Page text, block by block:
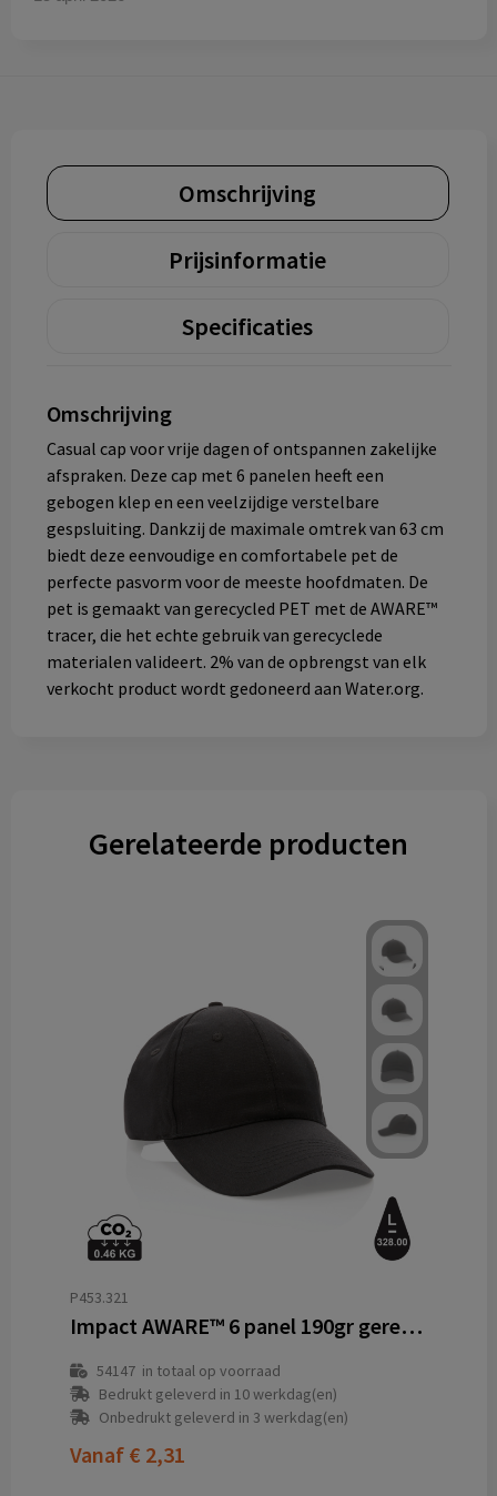
Omschrijving
Prijsinformatie
Specificaties
Omschrijving
Casual cap voor vrije dagen of ontspannen zakelijke
afspraken. Deze cap met 6 panelen heeft een
gebogen klep en een veelzijdige verstelbare
gespsluiting. Dankzij de maximale omtrek van 63 cm
biedt deze eenvoudige en comfortabele pet de
perfecte pasvorm voor de meeste hoofdmaten. De
pet is gemaakt van gerecycled PET met de AWARE™
tracer, die het echte gebruik van gerecyclede
materialen valideert. 2% van de opbrengst van elk
verkocht product wordt gedoneerd aan Water.org.
Gerelateerde producten
P453.321
Impact AWARE™ 6 panel 190gr gerecycled katoenen cap
54147in totaal op voorraad
Bedrukt geleverd in 10 werkdag(en)
Onbedrukt geleverd in 3 werkdag(en)
Vanaf € 2,31